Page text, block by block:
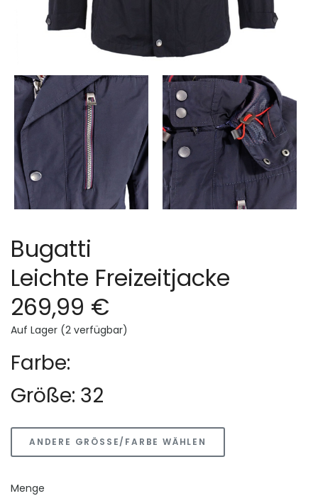
Bugatti
Leichte Freizeitjacke
269,99 €
Auf Lager (2 verfügbar)
Farbe:
Größe: 32
ANDERE GRÖSSE/FARBE WÄHLEN
Menge